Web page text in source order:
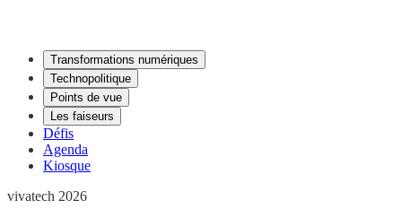
Transformations numériques
Technopolitique
Points de vue
Les faiseurs
Défis
Agenda
Kiosque
vivatech 2026